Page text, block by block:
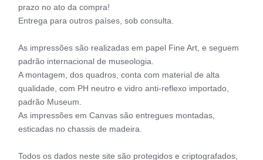
prazo no ato da compra!
Entrega para outros países, sob consulta.
As impressões são realizadas em papel Fine Art, e seguem
padrão internacional de museologia.
A montagem, dos quadros, conta com material de alta
qualidade, com PH neutro e vidro anti-reflexo importado,
padrão Museum.
As impressões em Canvas são entregues montadas,
esticadas no chassis de madeira.
Todos os dados neste site são protegidos e criptografados,